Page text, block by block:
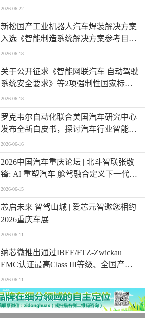
满召开
2026-06-22
新松国产工业机器人汽车焊装解决方案
入选《智能制造系统解决方案参考目录
（2026）》
2026-06-18
关于公开征求《智能网联汽车 自动驾驶
系统安全要求》等2项强制性国家标准
（报批稿）、《车载事故紧急呼叫系
统》强制性国家标准外文版（报批稿）
意见的公示
2026-06-18
罗克韦尔自动化联合美国汽车研究中心
发布全新白皮书，探讨汽车行业智能制
造发展新阶段
2026-06-16
2026中国汽车重庆论坛 | 北斗智联张敬
锋: AI 重塑汽车 舱驾融合定义下一代出
行
2026-06-15
芯启未来 智驾山城 | 爱芯元智邀您相约
2026重庆车展
2026-06-11
纳芯微推出通过IBEE/FTZ-Zwickau
EMC认证最高Class III等级、全国产化
的CAN收发器
2026-06-11